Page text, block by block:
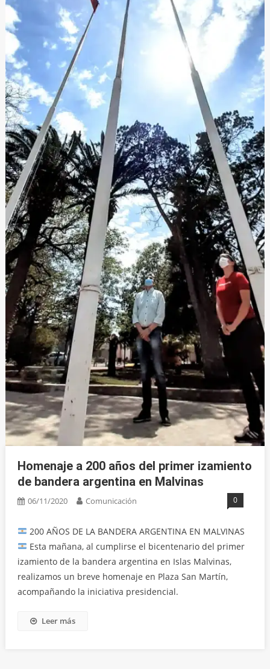
Homenaje a 200 años del primer izamiento
de bandera argentina en Malvinas
06/11/2020 Comunicación 0
200 AÑOS DE LA BANDERA ARGENTINA EN MALVINAS
Esta mañana, al cumplirse el bicentenario del primer
izamiento de la bandera argentina en Islas Malvinas,
realizamos un breve homenaje en Plaza San Martín,
acompañando la iniciativa presidencial.
Leer más